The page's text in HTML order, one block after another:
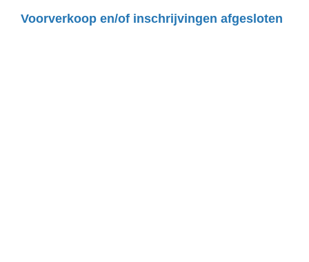
Voorverkoop en/of inschrijvingen afgesloten